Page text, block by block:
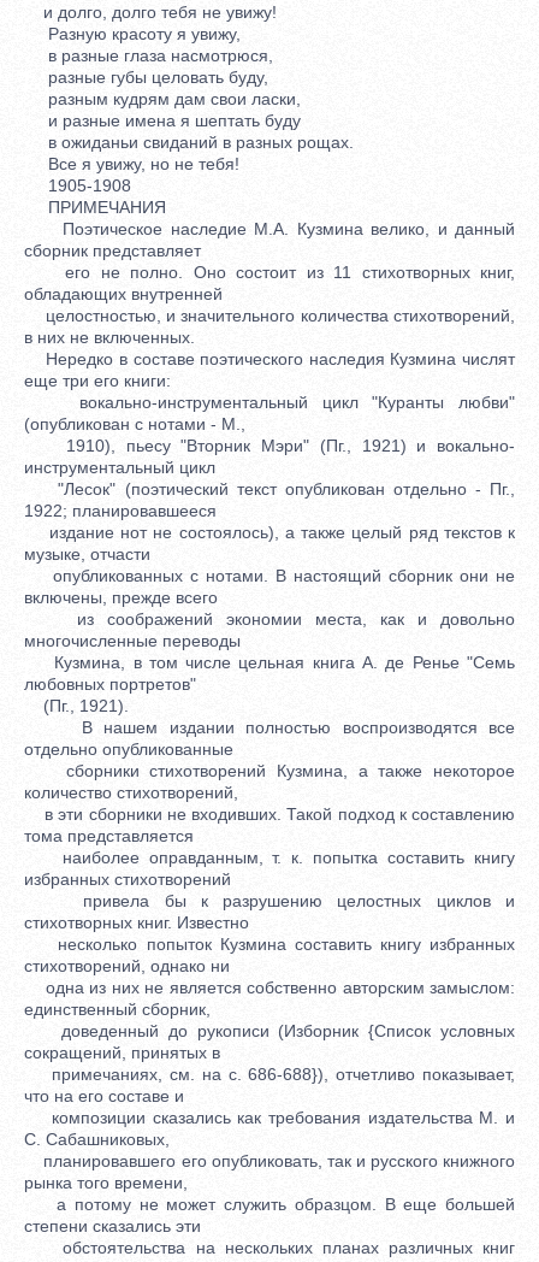
и долго, долго тебя не увижу!
Разную красоту я увижу,
в разные глаза насмотрюся,
разные губы целовать буду,
разным кудрям дам свои ласки,
и разные имена я шептать буду
в ожиданьи свиданий в разных рощах.
Все я увижу, но не тебя!
1905-1908
ПРИМЕЧАНИЯ
Поэтическое наследие М.А. Кузмина велико, и данный
сборник представляет
его не полно. Оно состоит из 11 стихотворных книг,
обладающих внутренней
целостностью, и значительного количества стихотворений,
в них не включенных.
Нередко в составе поэтического наследия Кузмина числят
еще три его книги:
вокально-инструментальный цикл "Куранты любви"
(опубликован с нотами - М.,
1910), пьесу "Вторник Мэри" (Пг., 1921) и вокально-
инструментальный цикл
"Лесок" (поэтический текст опубликован отдельно - Пг.,
1922; планировавшееся
издание нот не состоялось), а также целый ряд текстов к
музыке, отчасти
опубликованных с нотами. В настоящий сборник они не
включены, прежде всего
из соображений экономии места, как и довольно
многочисленные переводы
Кузмина, в том числе цельная книга А. де Ренье "Семь
любовных портретов"
(Пг., 1921).
В нашем издании полностью воспроизводятся все
отдельно опубликованные
сборники стихотворений Кузмина, а также некоторое
количество стихотворений,
в эти сборники не входивших. Такой подход к составлению
тома представляется
наиболее оправданным, т. к. попытка составить книгу
избранных стихотворений
привела бы к разрушению целостных циклов и
стихотворных книг. Известно
несколько попыток Кузмина составить книгу избранных
стихотворений, однако ни
одна из них не является собственно авторским замыслом:
единственный сборник,
доведенный до рукописи (Изборник {Список условных
сокращений, принятых в
примечаниях, см. на с. 686-688}), отчетливо показывает,
что на его составе и
композиции сказались как требования издательства М. и
С. Сабашниковых,
планировавшего его опубликовать, так и русского книжного
рынка того времени,
а потому не может служить образцом. В еще большей
степени сказались эти
обстоятельства на нескольких планах различных книг